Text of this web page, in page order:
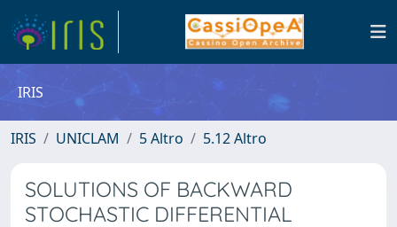
IRIS
IRIS UNICLAM 5 Altro 5.12 Altro
SOLUTIONS OF BACKWARD
STOCHASTIC DIFFERENTIAL